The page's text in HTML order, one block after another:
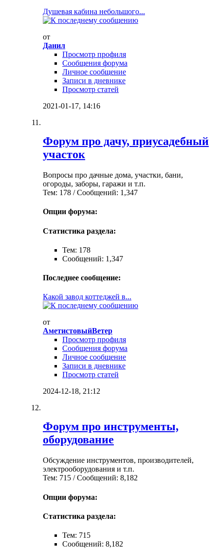
Душевая кабина небольшого...
от
Данил
Просмотр профиля
Сообщения форума
Личное сообщение
Записи в дневнике
Просмотр статей
2021-01-17, 14:16
Форум про дачу, приусадебный
участок
Вопросы про дачные дома, участки, бани,
огороды, заборы, гаражи и т.п.
Тем: 178 / Сообщений: 1,347
Опции форума:
Статистика раздела:
Тем: 178
Сообщений: 1,347
Последнее сообщение:
Какой завод коттеджей в...
от
АметистовыйВетер
Просмотр профиля
Сообщения форума
Личное сообщение
Записи в дневнике
Просмотр статей
2024-12-18, 21:12
Форум про инструменты,
оборудование
Обсуждение инструментов, производителей,
электрооборудования и т.п.
Тем: 715 / Сообщений: 8,182
Опции форума:
Статистика раздела:
Тем: 715
Сообщений: 8,182